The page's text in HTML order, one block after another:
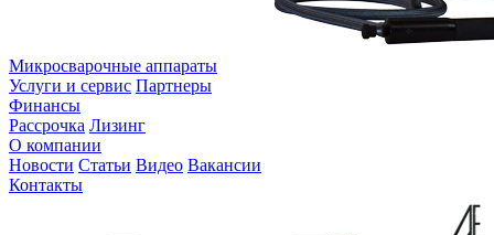
Микросварочные аппараты
Услуги и сервис Партнеры
Финансы
Рассрочка Лизинг
О компании
Новости Статьи Видео Вакансии
Контакты